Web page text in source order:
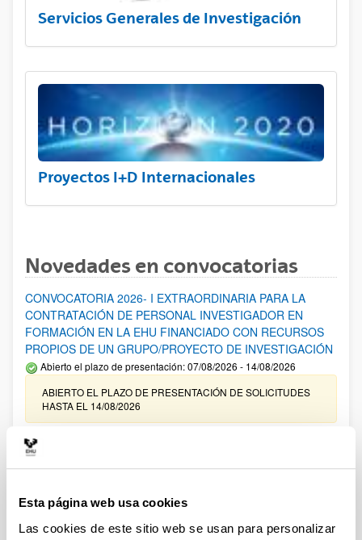
Esta página web usa cookies
Las cookies de este sitio web se usan para personalizar
Servicios Generales de Investigación
Proyectos I+D Internacionales
Novedades en convocatorias
CONVOCATORIA 2026- I EXTRAORDINARIA PARA LA
CONTRATACIÓN DE PERSONAL INVESTIGADOR EN
FORMACIÓN EN LA EHU FINANCIADO CON RECURSOS
PROPIOS DE UN GRUPO/PROYECTO DE INVESTIGACIÓN
Abierto el plazo de presentación: 07/08/2026 - 14/08/2026
ABIERTO EL PLAZO DE PRESENTACIÓN DE SOLICITUDES
HASTA EL 14/08/2026
Ayudas para financiación de la adquisición y renovación de
infraestructura científica y fondos bibliográficos en la
Trámite abierto
25/03/2026: Corrección de errores del listado provisional de
solicitudes admitidas y excluidas. 23/03/2026: Relación